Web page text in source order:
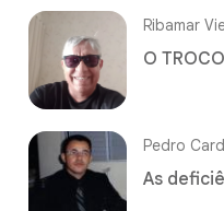
Ribamar
O TROCO
Pedro
As